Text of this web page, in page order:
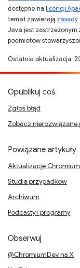
dostępne na licencji
temat zawierają
Java jest zastrzeżonym
podmiotów
Ostatnia aktualizacja:
Opublikuj coś
Zgłoś błąd
Zobacz nierozwiązane
Powiązane artykuły
Aktualizacje Chromium
Studia przypadków
Archiwum
Podcasty i programy
Obserwuj
@ChromiumDev na X